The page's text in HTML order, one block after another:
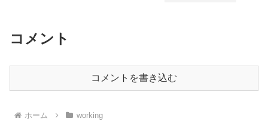
コメント
コメントを書き込む
ホーム working